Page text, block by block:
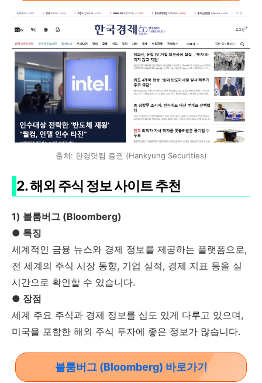
출처: 한경닷컴 증권 (Hankyung Securities)
2. 해외 주식 정보 사이트 추천
1) 블룸버그 (Bloomberg)
● 특징
세계적인 금융 뉴스와 경제 정보를 제공하는 플랫폼으로,
전 세계의 주식 시장 동향, 기업 실적, 경제 지표 등을 실
시간으로 확인할 수 있습니다.
● 장점
세계 주요 주식과 경제 정보를 심도 있게 다루고 있으며,
미국을 포함한 해외 주식 투자에 좋은 정보가 많습니다.
블룸버그 (Bloomberg) 바로가기